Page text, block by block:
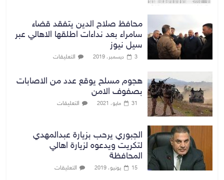
محافظ صلاح الدين يتفقد قضاء
سامراء بعد نداءات اطلقها الاهالي عبر
سيل نيوز
3 ديسمبر، 2019 التعليقات
هجوم مسلح يوقع عدد من الاصابات
بصفوف الامن
31 مايو، 2021 التعليقات
الجبوري يرحب بزيارة عبدالمهدي
لتكريت ويدعوه لزيارة اهالي
المحافظة
15 يونيو، 2019 التعليقات